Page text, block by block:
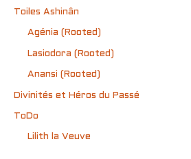
Toiles Ashinân
Agénia (Rooted)
Lasiodora (Rooted)
Anansi (Rooted)
Divinités et Héros du Passé
ToDo
Lilith la Veuve